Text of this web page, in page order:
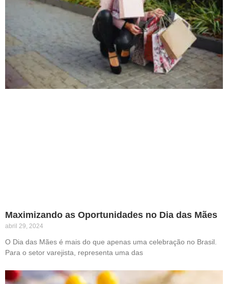
Maximizando as Oportunidades no Dia das Mães
abril 29, 2024
O Dia das Mães é mais do que apenas uma celebração no Brasil.
Para o setor varejista, representa uma das